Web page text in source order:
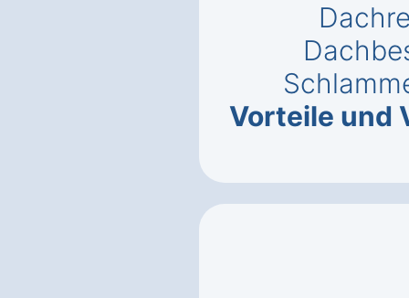
Vorteile und